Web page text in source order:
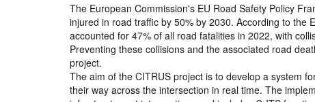
The European Commission's EU Road Safety Policy
injured in road traffic by 50% by 2030. According to the
accounted for 47% of all road fatalities in 2022, with
Preventing these collisions and the associated road
project.
The aim of the CITRUS project is to develop a system
their way across the intersection in real time. The